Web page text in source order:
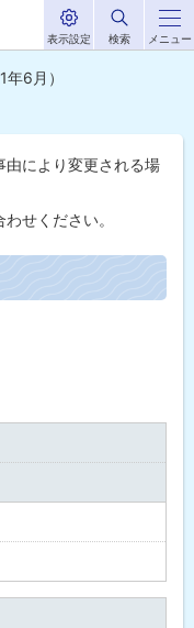
メニュー
表示設定 検索
6月）
由により変更される場
せください。